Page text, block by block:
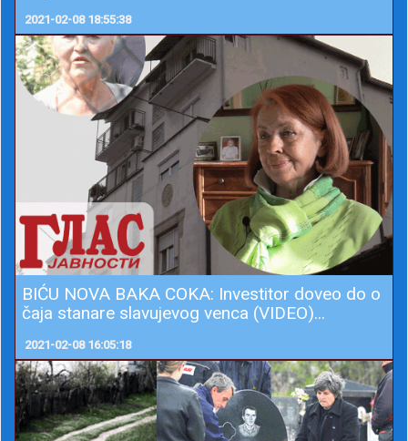
2021-02-08 18:55:38
BIĆU NOVA BAKA COKA: Investitor doveo do o
čaja stanare slavujevog venca (VIDEO)...
2021-02-08 16:05:18